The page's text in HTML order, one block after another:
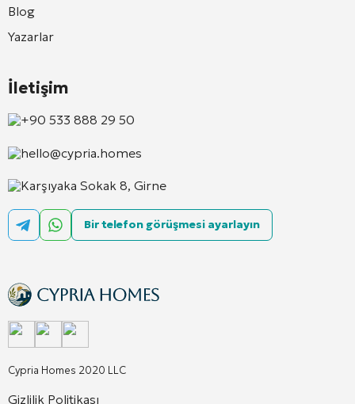
Cypria Homes 2020 LLC
Gizlilik Politikası
Blog
Yazarlar
İletişim
+90 533 888 29 50
hello@cypria.homes
Karşıyaka Sokak 8, Girne
Bir telefon görüşmesi ayarlayın